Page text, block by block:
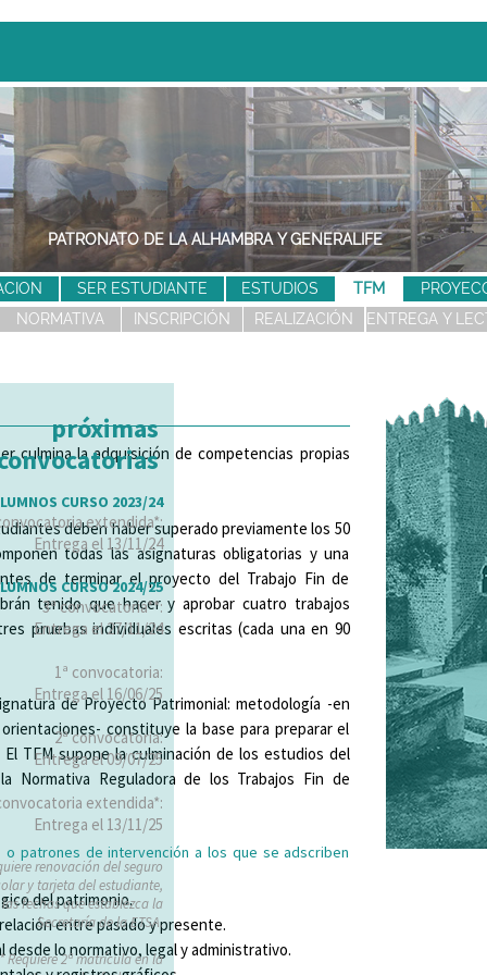
PATRONATO DE LA ALHAMBRA Y GENERALIFE
SER ESTUDIANTE ESTUDIOS TFM
NORMATIVA
INSCRIPCIÓN REALIZACIÓN ENTREGA Y
culmina la adquisición de competencias propias
deben haber superado previamente los 50
todas las asignaturas obligatorias y una
de terminar el proyecto del Trabajo Fin de
tenido que hacer y aprobar cuatro trabajos
pruebas individuales escritas (cada una en 90
de Proyecto Patrimonial: metodología -en
constituye la base para preparar el
TFM supone la culminación de los estudios del
Normativa Reguladora de los Trabajos Fin de
o patrones de intervención a los que se adscriben
del patrimonio.
entre pasado y presente.
desde lo normativo, legal y administrativo.
próximas
CURSO 2023/24
extendida*:
Entrega el 13/11/24
CURSO 2024/25
3ª convocatoria**:
Entrega el 27/11/24
1ª convocatoria:
Entrega el 16/06/25
2ª convocatoria:
Entrega el 09/07/25
extendida*:
Entrega el 13/11/25
renovación del seguro
y tarjeta del estudiante,
fechas que establezca la
Secretaría de la ETSA.
Requiere 2ª matrícula en la